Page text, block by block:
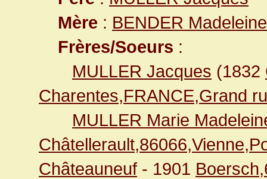
Mère : BENDER Madeleine
Frères/Soeurs :
MULLER Jacques (1832
Charentes,FRANCE,Grand
MULLER Marie
Châteauneuf - 1901